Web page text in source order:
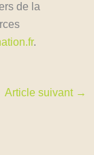
de la
.
Article suivant →